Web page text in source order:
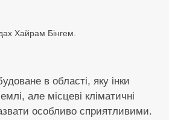
Хайрам Бінгем.
в області, яку інки
але місцеві кліматичні
особливо сприятливими.